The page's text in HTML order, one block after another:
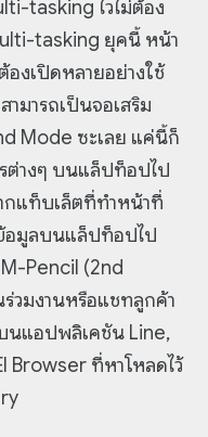
tasking ไวไม่ต้อง
tasking ยุคนี้ หน้า
องเปิดหลายอย่างใช้
ามารถเป็นจอเสริม
Mode ซะเลย แค่นี้ก็
ต่างๆ บนแล็ปท็อปไป
กแท็บเล็ตที่ทำหน้าที่
อมูลบนแล็ปท็อปไป
Pencil (2nd
วมงานหรือแชทลูกค้า
นแอปพลิเคชัน Line,
Browser ที่หาโหลดไว้